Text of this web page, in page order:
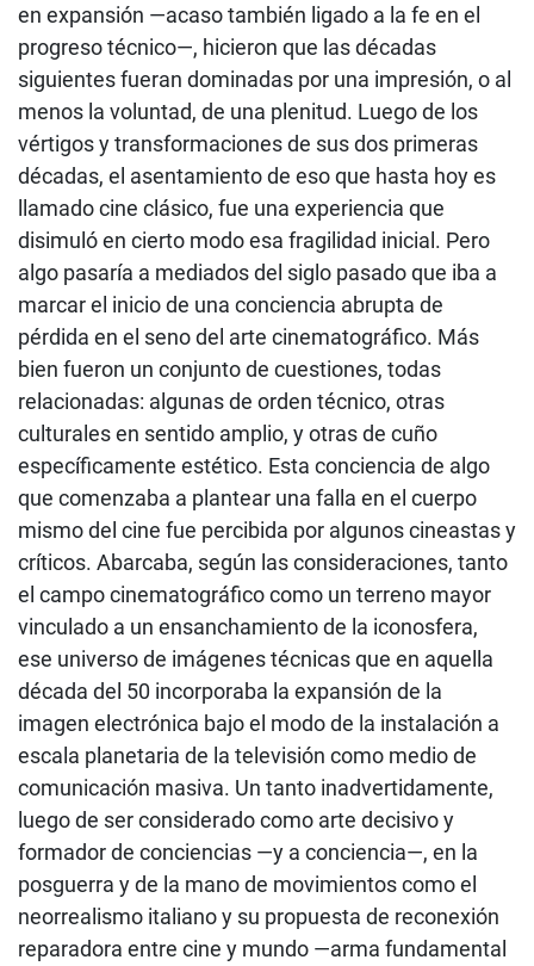
en expansión —acaso también ligado a la fe en el
progreso técnico—, hicieron que las décadas
siguientes fueran dominadas por una impresión, o al
menos la voluntad, de una plenitud. Luego de los
vértigos y transformaciones de sus dos primeras
décadas, el asentamiento de eso que hasta hoy es
llamado cine clásico, fue una experiencia que
disimuló en cierto modo esa fragilidad inicial. Pero
algo pasaría a mediados del siglo pasado que iba a
marcar el inicio de una conciencia abrupta de
pérdida en el seno del arte cinematográfico. Más
bien fueron un conjunto de cuestiones, todas
relacionadas: algunas de orden técnico, otras
culturales en sentido amplio, y otras de cuño
específicamente estético. Esta conciencia de algo
que comenzaba a plantear una falla en el cuerpo
mismo del cine fue percibida por algunos cineastas y
críticos. Abarcaba, según las consideraciones, tanto
el campo cinematográfico como un terreno mayor
vinculado a un ensanchamiento de la iconosfera,
ese universo de imágenes técnicas que en aquella
década del 50 incorporaba la expansión de la
imagen electrónica bajo el modo de la instalación a
escala planetaria de la televisión como medio de
comunicación masiva. Un tanto inadvertidamente,
luego de ser considerado como arte decisivo y
formador de conciencias —y a conciencia—, en la
posguerra y de la mano de movimientos como el
neorrealismo italiano y su propuesta de reconexión
reparadora entre cine y mundo —arma fundamental